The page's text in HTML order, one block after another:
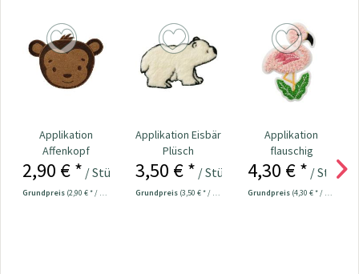
Applikation
Affenkopf
2,90 € * / Stück
Grundpreis (2,90 € * / 1 Stück)
Applikation Eisbär
Plüsch
3,50 € * / Stück
Grundpreis (3,50 € * / 1 Stück)
Applikation
flauschig
Flamingo
4,30 € * / Stück
Grundpreis (4,30 € * / 1 Stück)